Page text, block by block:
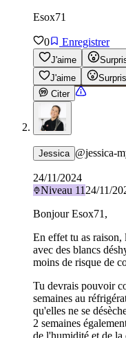
Esox71
0 Enregistrer
J'aime
J'aime
Citer
Jessica @jessica-
24/11/2024
Niveau 11 24/11/
Bonjour Esox71,
En effet tu as raison,
avec des blancs
moins de risque de
Tu devrais pouvoir
semaines au
qu'elles ne se
2 semaines
de l'humidité et de la